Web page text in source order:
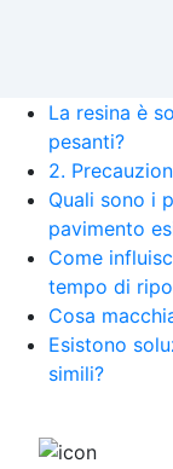
La resina è
pesanti?
2.
Quali sono i
pavimento
Come
tempo di
Cosa
Esistono
simili?